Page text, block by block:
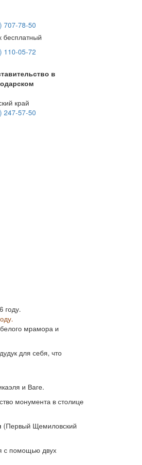
707-78-50
бесплатный
110-05-72
в
край
247-57-50
мрамора и
для себя, что
и Ваге.
монумента в столице
(Первый Щемиловский
с помощью двух